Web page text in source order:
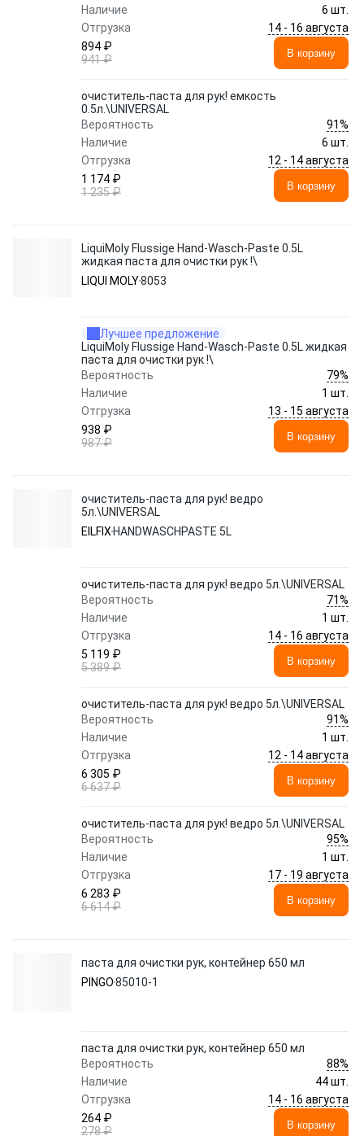
Наличие
6 шт.
Отгрузка
14 - 16 августа
894 ₽
941 ₽
В корзину
очиститель-паста для рук! емкость
0.5л.\UNIVERSAL
Вероятность
91%
Наличие
6 шт.
Отгрузка
12 - 14 августа
1 174 ₽
1 235 ₽
В корзину
LiquiMoly Flussige Hand-Wasch-Paste 0.5L
жидкая паста для очистки рук !\
LIQUI MOLY8053
Лучшее предложение
LiquiMoly Flussige Hand-Wasch-Paste 0.5L жидкая
паста для очистки рук !\
Вероятность
79%
Наличие
1 шт.
Отгрузка
13 - 15 августа
938 ₽
987 ₽
В корзину
очиститель-паста для рук! ведро
5л.\UNIVERSAL
EILFIX HANDWASCHPASTE 5L
очиститель-паста для рук! ведро 5л.\UNIVERSAL
Вероятность
71%
Наличие
1 шт.
Отгрузка
14 - 16 августа
5 119 ₽
5 389 ₽
В корзину
очиститель-паста для рук! ведро 5л.\UNIVERSAL
Вероятность
91%
Наличие
1 шт.
Отгрузка
12 - 14 августа
6 305 ₽
6 637 ₽
В корзину
очиститель-паста для рук! ведро 5л.\UNIVERSAL
Вероятность
95%
Наличие
1 шт.
Отгрузка
17 - 19 августа
6 283 ₽
6 614 ₽
В корзину
паста для очистки рук, контейнер 650 мл
PINGO85010-1
паста для очистки рук, контейнер 650 мл
Вероятность
88%
Наличие
44 шт.
Отгрузка
14 - 16 августа
264 ₽
278 ₽
В корзину